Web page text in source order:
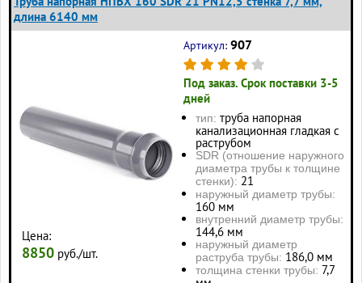
длина 6140 мм
Цена:
8850 руб./шт.
Артикул: 907
Под заказ. Срок поставки 3-5
дней
тип: труба напорная
канализационная гладкая с
раструбом
SDR (отношение наружного
диаметра трубы к толщине
стенки): 21
наружный диаметр трубы:
160 мм
внутренний диаметр трубы:
144,6 мм
наружный диаметр
раструба трубы: 186,0 мм
толщина стенки трубы: 7,7